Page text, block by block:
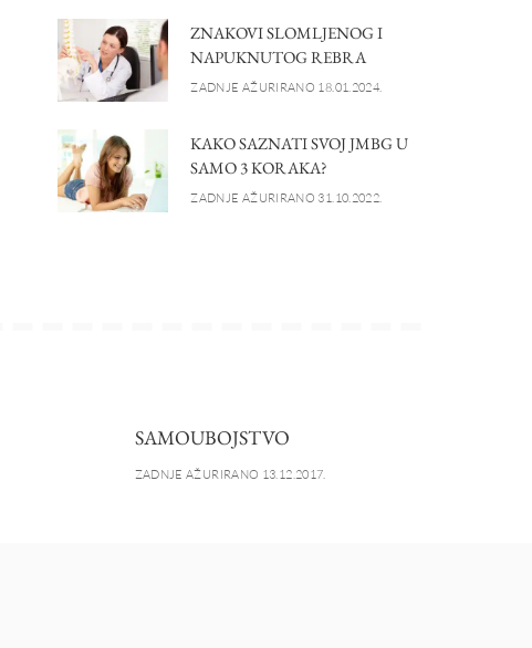
ZNAKOVI SLOMLJENOG I
NAPUKNUTOG REBRA
ZADNJE AŽURIRANO 18.01.2024.
KAKO SAZNATI SVOJ JMBG U
SAMO 3 KORAKA?
ZADNJE AŽURIRANO 31.10.2022.
SAMOUBOJSTVO
ZADNJE AŽURIRANO 13.12.2017.